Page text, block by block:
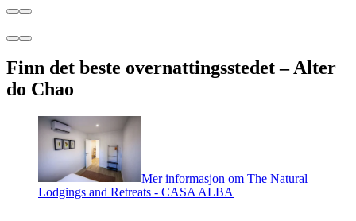
Finn det beste overnattingsstedet – Alter
do Chao
Mer informasjon om The Natural
Lodgings and Retreats - CASA ALBA